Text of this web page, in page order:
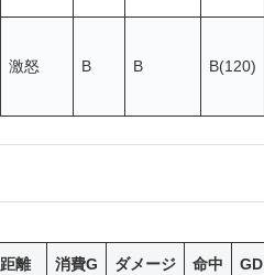
激怒 B B B(120)
距離 消費G ダメージ 命中 GD